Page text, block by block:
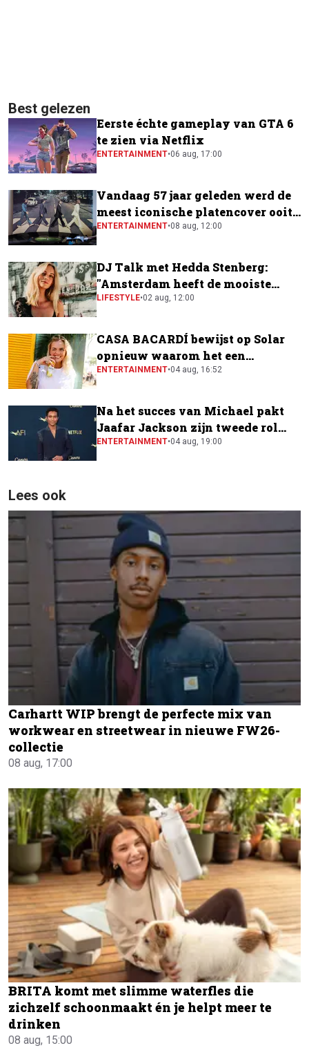
Best gelezen
Eerste échte gameplay van GTA 6
te zien via Netflix
ENTERTAINMENT•06 aug, 17:00
Vandaag 57 jaar geleden werd de
meest iconische platencover ooit
gemaakt
ENTERTAINMENT•08 aug, 12:00
DJ Talk met Hedda Stenberg:
"Amsterdam heeft de mooiste
festivalscene van Europa"
LIFESTYLE•02 aug, 12:00
CASA BACARDÍ bewijst op Solar
opnieuw waarom het een
festivalfavoriet is
ENTERTAINMENT•04 aug, 16:52
Na het succes van Michael pakt
Jaafar Jackson zijn tweede rol
naast Will Smith
ENTERTAINMENT•04 aug, 19:00
Lees ook
Carhartt WIP brengt de perfecte mix van
workwear en streetwear in nieuwe FW26-
collectie
08 aug, 17:00
BRITA komt met slimme waterfles die
zichzelf schoonmaakt én je helpt meer te
drinken
08 aug, 15:00